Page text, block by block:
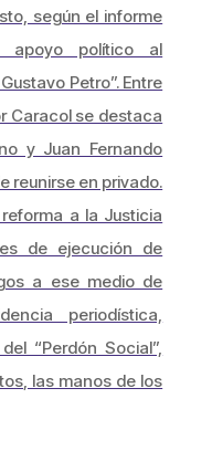
según el informe
apoyo político al
Petro”. Entre
Caracol se destaca
y Juan Fernando
reunirse en privado.
a la Justicia
de ejecución de
a ese medio de
periodística,
“Perdón Social”,
las manos de los